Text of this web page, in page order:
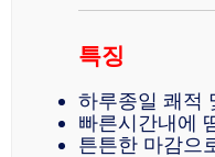
특징
하루종일 쾌적
빠른시간내에
튼튼한 마감으